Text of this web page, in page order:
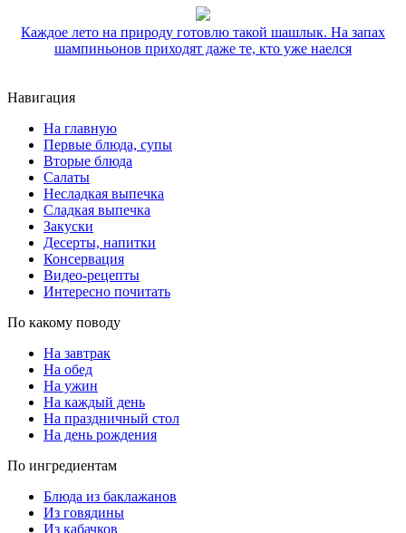
Каждое лето на природу готовлю такой шашлык. На запах
шампиньонов приходят даже те, кто уже наелся
Навигация
На главную
Первые блюда, супы
Вторые блюда
Салаты
Несладкая выпечка
Сладкая выпечка
Закуски
Десерты, напитки
Консервация
Видео-рецепты
Интересно почитать
По какому поводу
На завтрак
На обед
На ужин
На каждый день
На праздничный стол
На день рождения
По ингредиентам
Блюда из баклажанов
Из говядины
Из кабачков